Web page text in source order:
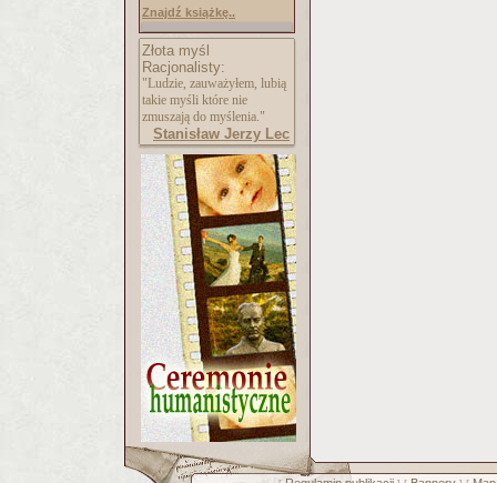
Znajdź książkę..
Złota myśl
Racjonalisty:
"Ludzie, zauważyłem, lubią
takie myśli które nie
zmuszają do myślenia."
Stanisław Jerzy Lec